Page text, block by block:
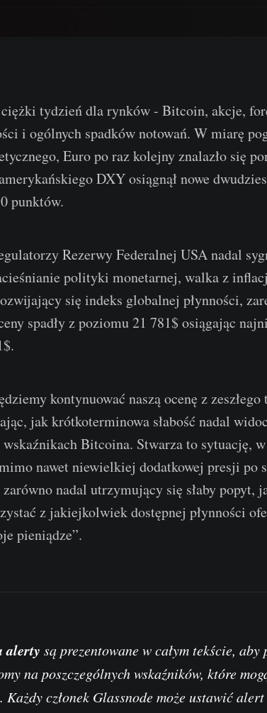
ciężki tydzień dla rynków - Bitcoin, akcje,
i ogólnych spadków notowań. W miarę
Euro po raz kolejny znalazło się
DXY osiągnął nowe
punktów.
Rezerwy Federalnej USA nadal
polityki monetarnej, walka z
się indeks globalnej płynności,
spadły z poziomu 21 781$ osiągając
kontynuować naszą ocenę z zeszłego
jak krótkoterminowa słabość nadal
wskaźnikach Bitcoina. Stwarza to sytuację,
nawet niewielkiej dodatkowej presji po
nadal utrzymujący się słaby popyt,
z jakiejkolwiek dostępnej płynności
pieniądze”.
alerty są prezentowane w całym tekście,
na poszczególnych wskaźników, które
członek Glassnode może ustawić